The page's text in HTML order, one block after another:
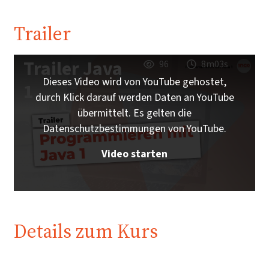
Trailer
Trailer Java
96 8m03s
Dieses Video wird von YouTube gehostet,
durch Klick darauf werden Daten an YouTube
übermittelt. Es gelten die
Datenschutzbestimmungen von YouTube.
Video starten
Details zum Kurs